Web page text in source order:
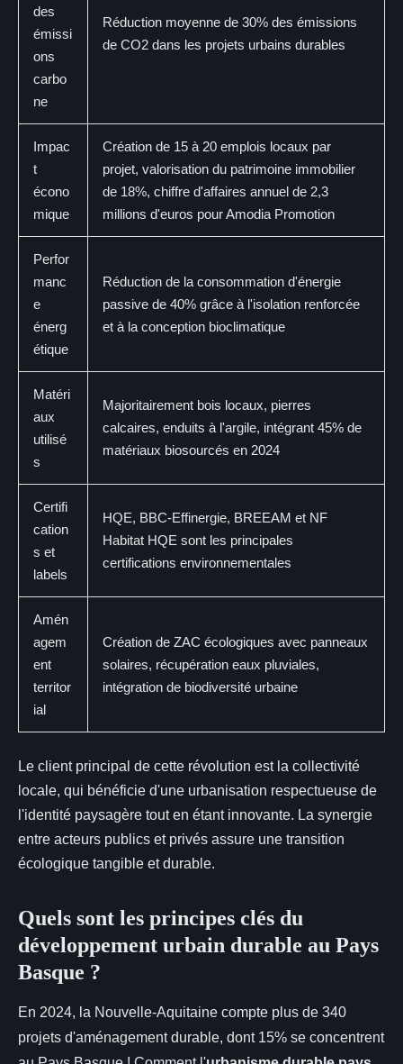
des
émissi
ons
carbo
ne
Réduction moyenne de 30% des émissions
de CO2 dans les projets urbains durables
Impac
t
écono
mique
Création de 15 à 20 emplois locaux par
projet, valorisation du patrimoine immobilier
de 18%, chiffre d'affaires annuel de 2,3
millions d'euros pour Amodia Promotion
Perfor
manc
e
énerg
étique
Réduction de la consommation d'énergie
passive de 40% grâce à l'isolation renforcée
et à la conception bioclimatique
Matéri
aux
utilisé
s
Majoritairement bois locaux, pierres
calcaires, enduits à l'argile, intégrant 45% de
matériaux biosourcés en 2024
Certifi
cation
s et
labels
HQE, BBC-Effinergie, BREEAM et NF
Habitat HQE sont les principales
certifications environnementales
Amén
agem
ent
territor
ial
Création de ZAC écologiques avec panneaux
solaires, récupération eaux pluviales,
intégration de biodiversité urbaine
Le client principal de cette révolution est la collectivité
locale, qui bénéficie d'une urbanisation respectueuse de
l'identité paysagère tout en étant innovante. La synergie
entre acteurs publics et privés assure une transition
écologique tangible et durable.
Quels sont les principes clés du
développement urbain durable au Pays
Basque ?
En 2024, la Nouvelle-Aquitaine compte plus de 340
projets d'aménagement durable, dont 15% se concentrent